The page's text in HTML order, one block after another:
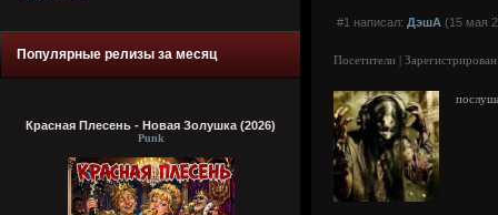
Популярные релизы за месяц
Красная Плесень - Новая Золушка (2026)
Punk
#1 написал: ДэшА (15 мая
Посетители |